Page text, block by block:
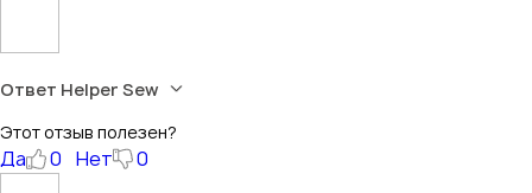
Ответ Helper Sew
Этот отзыв полезен?
Да 0 Нет 0